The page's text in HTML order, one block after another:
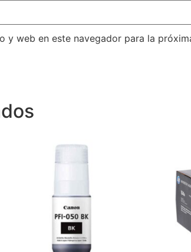
y web en este navegador para la